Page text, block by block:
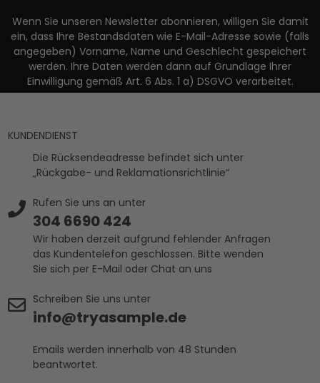
Wenn Sie unseren Newsletter abonnieren, willigen Sie damit
ein, dass Ihre Bestandsdaten wie E-Mail-Adresse sowie (falls
angegeben) Vorname, Name und Geschlecht gespeichert
werden. Ihre Daten werden dann auf Grundlage Ihrer
Einwilligung gemäß Art. 6 Abs. 1 a) DSGVO verarbeitet.
KUNDENDIENST
Die Rücksendeadresse befindet sich unter
„Rückgabe- und Reklamationsrichtlinie“
Rufen Sie uns an unter
304 6690 424
Wir haben derzeit aufgrund fehlender Anfragen
das Kundentelefon geschlossen. Bitte wenden
Sie sich per E-Mail oder Chat an uns
Schreiben Sie uns unter
info@tryasample.de
Emails werden innerhalb von 48 Stunden
beantwortet.